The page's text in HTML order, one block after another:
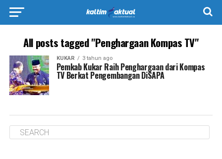
All posts tagged "Penghargaan Kompas TV"
KUKAR 3 tahun ago
Pemkab Kukar Raih Penghargaan dari Kompas
TV Berkat Pengembangan DiSAPA